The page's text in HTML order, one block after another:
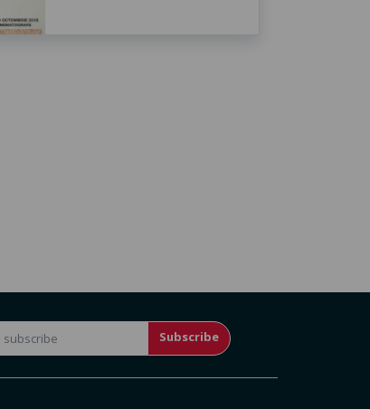
Subscribe